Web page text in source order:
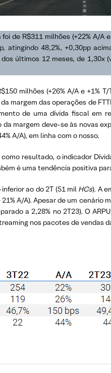
de R$311 milhões (+22% A/A
atingindo 48,2%, +0,30pp
últimos 12 meses, de 1,30x
milhões (+26% A/A e +1%
margem das operações de
de uma dívida fiscal em
margem deve-se às novas
A/A), em linha com o nosso.
resultado, o indicador
é uma tendência positiva
ao do 2T (51 mil HCs). A
21% A/A). Apesar de um cenário
a 2,28% no 2T23). O
nos pacotes de vendas